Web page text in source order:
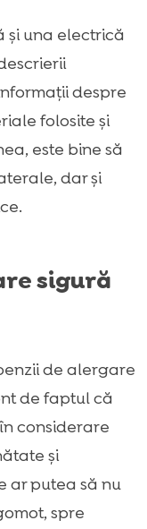
una electrică
despre
folosite și
este bine să
dar și
sigură
de alergare
de faptul că
considerare
și
ar putea să nu
spre